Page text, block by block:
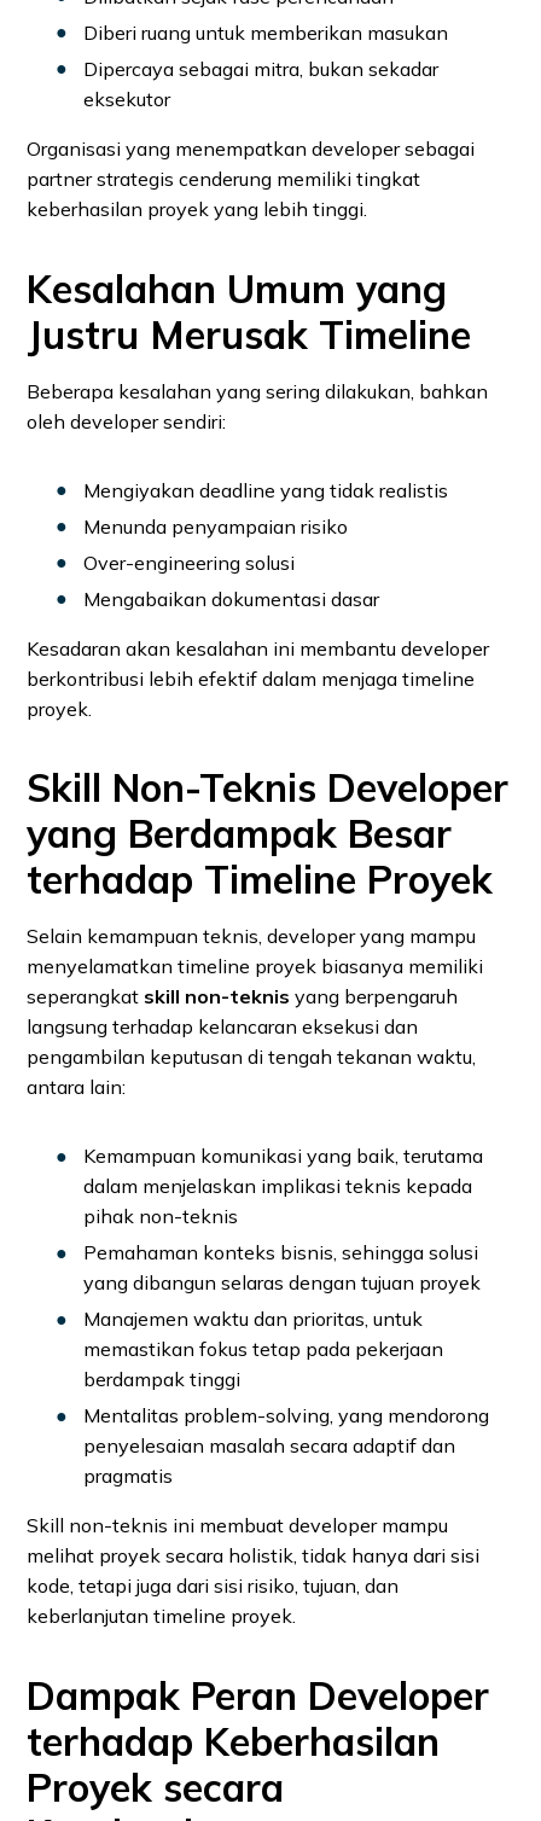
Diberi ruang untuk memberikan masukan
Dipercaya sebagai mitra, bukan sekadar
eksekutor
Organisasi yang menempatkan developer sebagai
partner strategis cenderung memiliki tingkat
keberhasilan proyek yang lebih tinggi.
Kesalahan Umum yang
Justru Merusak Timeline
Beberapa kesalahan yang sering dilakukan, bahkan
oleh developer sendiri:
Mengiyakan deadline yang tidak realistis
Menunda penyampaian risiko
Over-engineering solusi
Mengabaikan dokumentasi dasar
Kesadaran akan kesalahan ini membantu developer
berkontribusi lebih efektif dalam menjaga timeline
proyek.
Skill Non-Teknis Developer
yang Berdampak Besar
terhadap Timeline Proyek
Selain kemampuan teknis, developer yang mampu
menyelamatkan timeline proyek biasanya memiliki
seperangkat skill non-teknis yang berpengaruh
langsung terhadap kelancaran eksekusi dan
pengambilan keputusan di tengah tekanan waktu,
antara lain:
Kemampuan komunikasi yang baik, terutama
dalam menjelaskan implikasi teknis kepada
pihak non-teknis
Pemahaman konteks bisnis, sehingga solusi
yang dibangun selaras dengan tujuan proyek
Manajemen waktu dan prioritas, untuk
memastikan fokus tetap pada pekerjaan
berdampak tinggi
Mentalitas problem-solving, yang mendorong
penyelesaian masalah secara adaptif dan
pragmatis
Skill non-teknis ini membuat developer mampu
melihat proyek secara holistik, tidak hanya dari sisi
kode, tetapi juga dari sisi risiko, tujuan, dan
keberlanjutan timeline proyek.
Dampak Peran Developer
terhadap Keberhasilan
Proyek secara